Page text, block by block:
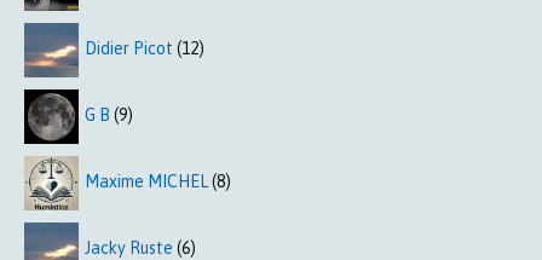
Didier Picot (12)
G B (9)
Maxime MICHEL(8)
Jacky Ruste (6)